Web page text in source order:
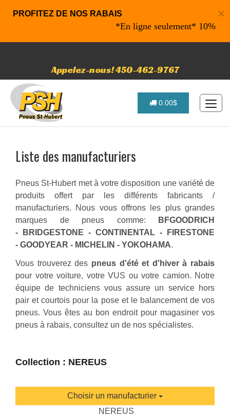
×
PROFITEZ DE NOS RABAIS
*En ligne seulement* 10% de
Appelez-nous! 450-462-9767
0.00$
Liste des manufacturiers
Pneus St-Hubert met à votre disposition une variété de
produits offert par les différents fabricants /
manufacturiers. Nous vous offrons les plus grandes
marques de pneus comme:
BFGOODRICH
- BRIDGESTONE - CONTINENTAL - FIRESTONE
- GOODYEAR - MICHELIN - YOKOHAMA.
Vous trouverez des pneus d'été et d'hiver à rabais
pour votre voiture, votre VUS ou votre camion. Notre
équipe de techniciens vous assure un service hors
pair et courtois pour la pose et le balancement de vos
pneus. Vous êtes au bon endroit pour magasiner vos
pneus à rabais, consultez un de nos spécialistes.
Collection : NEREUS
Choisir un manufacturier
NEREUS